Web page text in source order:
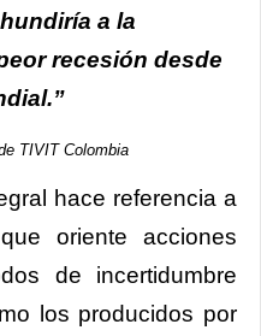
a la
recesión desde
TIVIT Colombia
hace referencia a
oriente acciones
de incertidumbre
los producidos por